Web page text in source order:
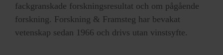
fackgranskade forskningsresultat och om pågående
forskning. Forskning & Framsteg har bevakat
vetenskap sedan 1966 och drivs utan vinstsyfte.